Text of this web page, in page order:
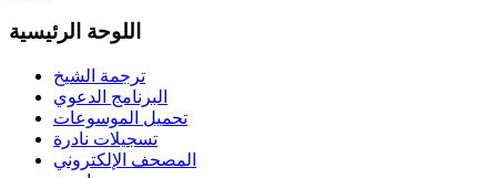
اللوحة الرئيسية
ترجمة الشيخ
البرنامج الدعوي
تحميل الموسوعات
تسجيلات نادرة
المصحف الإلكتروني